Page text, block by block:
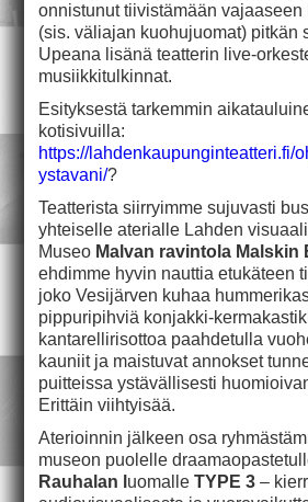
onnistunut tiivistämään vajaaseen
(sis. väliajan kuohujuomat) pitkän
Upeana lisänä teatterin live-
musiikkitulkinnat.
Esityksestä tarkemmin
kotisivuilla:
https://lahdenkaupunginteatteri.fi/
ystavani/?
Teatterista siirryimme sujuvasti
yhteiselle aterialle Lahden
Museo Malvan ravintola Malskin
ehdimme hyvin nauttia etukäteen
joko Vesijärven kuhaa
pippuripihviä konjakki-
kantarellirisottoa paahdetulla
kauniit ja maistuvat annokset
puitteissa ystävällisesti
Erittäin viihtyisää.
Aterioinnin jälkeen osa
museon puolelle
Rauhalan l uomalle TYPE 3–